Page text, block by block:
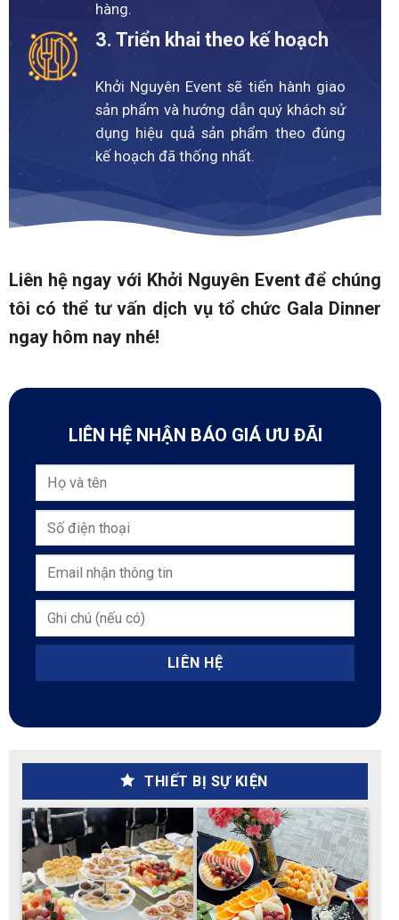
hàng.
3. Triển khai theo kế hoạch
Khởi Nguyên Event sẽ tiến hành giao
sản phẩm và hướng dẫn quý khách sử
dụng hiệu quả sản phẩm theo đúng
kế hoạch đã thống nhất.
Liên hệ ngay với Khởi Nguyên Event để chúng
tôi có thể tư vấn dịch vụ tổ chức Gala Dinner
ngay hôm nay nhé!
LIÊN HỆ NHẬN BÁO GIÁ ƯU ĐÃI
THIẾT BỊ SỰ KIỆN